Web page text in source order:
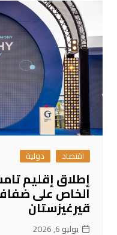
اقتصاد دولية
إطلاق إقليم
الخاص على
قيرغيزستان
يوليو 6, 2026